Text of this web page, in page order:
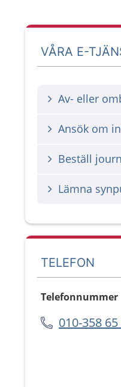
VÅRA E-
Av- eller
Ansök om
Beställ
Lämna
TELEFON
Telefonnummer
010-358